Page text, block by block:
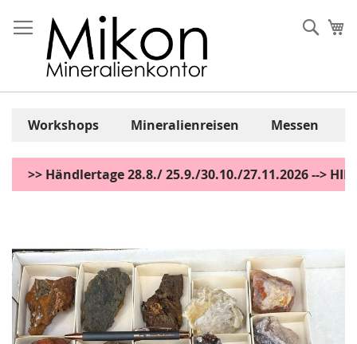
Inhalt
springen
Workshops Mineralienreisen Messen
>> Händlertage 28.8./ 25.9./30.10./27.11.2026 -->
der
Bildgalerie
springen